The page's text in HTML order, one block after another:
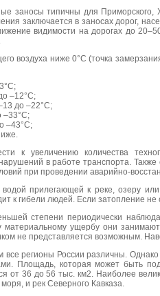
заносы типичны для Приморского,
заключается в заносах дорог,
видимости на дорогах до
воздуха ниже 0°C (точка
–12°C;
до –22°C;
–33°C;
–43°C;
к увеличению количества
в работе транспорта.
при проведении аварийно-
прилегающей к реке, озеру
к гибели людей. Если затопление
степени периодически
материальному ущербу они
не представляется возможным.
все регионы России различны.
Площадь, которая может быть
от 36 до 56 тыс. км2. Наиболее
и рек Северного Кавказа.